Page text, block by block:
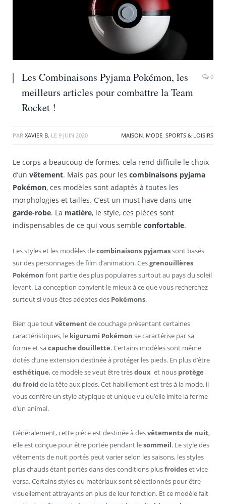
Les Combinaisons Pyjama Pokémon, les
meilleurs articles pour combattre la Team
Rocket !
0
PAR XAVIER B. LE 9 JUIN 2020 MAISON MODE SPORTS & LOISIRS
Le corps a beaucoup de formes, cela rend difficile le choix
d’un vêtement. Mais pas pour les combinaisons pyjama
Pokémon, ces modèles sont adaptés à toutes les
morphologies et tailles. C’est un must have dans une
garde-robe. La matière, le style, ces pièces sont
indispensables de ce qui vous semble confortable.
Les styles et les modèles decombinaisons pyjamassont basés
sur des personnages de film d’animation. Cesgrenouillères
Pokémon font partie des plus populaires surtout au pays du soleil
levant. La conception convient le mieux à ce que vous recherchez
surtout si vous êtes adeptes des Pokémons.
Bien que toutvêtement de couchage présentant certaines
caractéristiques, le kigurumi Pokémon se caractérise par sa
forme et sacapuche douillette. Certains modèles sont même
dotés d’une extension destinée à protéger les pieds. En plus d’être
esthétique, ce modèle se veut être trèsdoux et nous protège
du froidde la tête aux pieds. Cet habillement est très à la mode, il
vous confère un style atypique et unique vu qu’elle imite la forme
d’un animal.
Généralement, cette pièce est destinée à desvêtements de nuit,
elle est conçue pour être portée pendant lesommeil. Le style des
vêtements de nuit portés peut varier selon les saisons, les styles
plus chauds étant portés dans des conditions plusfroideset vice
versa. Certains styles ou matériaux sont sélectionnés pour être
visuellement attrayants en plus de leur fonction. Et ce modèle fait